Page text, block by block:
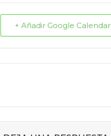
+ Añadir Google Calendar